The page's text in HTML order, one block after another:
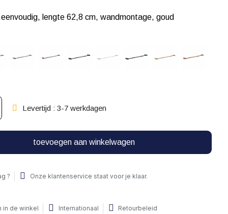
lengte 62,8 cm, wandmontage, goud
Levertijd : 3-7 werkdagen
toevoegen aan winkelwagen
? Onze klantenservice staat voor je klaar.
in de winkel Internationaal Retourbeleid